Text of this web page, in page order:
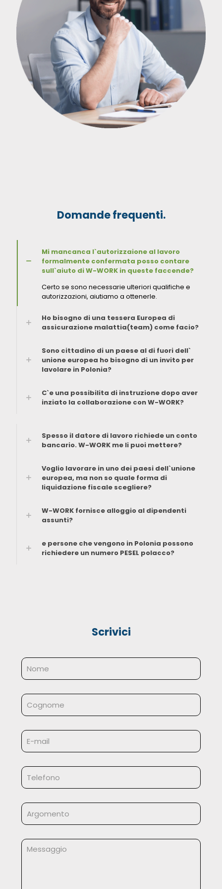
Domande frequenti.
Mi mancanca l`autorizzaione al lavoro
formalmente confermata posso contare
sull`aiuto di W-WORK in queste faccende?
Certo se sono necessarie ulteriori qualifiche e
autorizzazioni, aiutiamo a ottenerle.
Ho bisogno di una tessera Europea di
assicurazione malattia(team) come facio?
Sono cittadino di un paese al di fuori dell`
unione europea ho bisogno di un invito per
lavolare in Polonia?
C`e una possibilita di instruzione dopo aver
inziato la collaborazione con W-WORK?
Spesso il datore di lavoro richiede un conto
bancario. W-WORK me li puoi mettere?
Voglio lavorare in uno dei paesi dell`unione
europea, ma non so quale forma di
liquidazione fiscale scegliere?
W-WORK fornisce alloggio al dipendenti
assunti?
e persone che vengono in Polonia possono
richiedere un numero PESEL polacco?
Scrivici